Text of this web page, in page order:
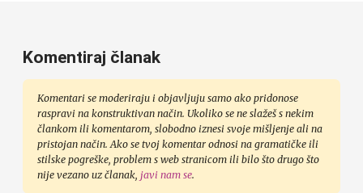
Komentiraj članak
Komentari se moderiraju i objavljuju samo ako pridonose
raspravi na konstruktivan način. Ukoliko se ne slažeš s nekim
člankom ili komentarom, slobodno iznesi svoje mišljenje ali na
pristojan način. Ako se tvoj komentar odnosi na gramatičke ili
stilske pogreške, problem s web stranicom ili bilo što drugo što
nije vezano uz članak, javi nam se.